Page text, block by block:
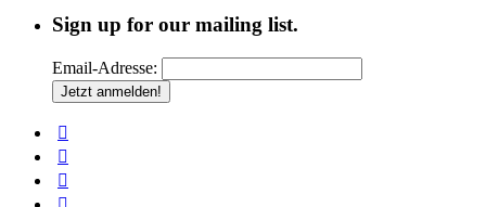
Sign up for our mailing list.
Email-Adresse: